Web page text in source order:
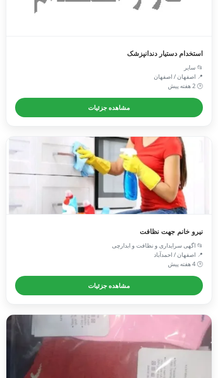
استخدام دستیار دندانپزشک
📂 سایر
📍 اصفهان / اصفهان
🕒 2 هفته پیش
مشاهده جزئیات
نیرو خانم جهت نظافت
📂 اگهی سرایداری و نظافت و ابدارچی
📍 اصفهان / احمدآباد
🕒 4 هفته پیش
مشاهده جزئیات